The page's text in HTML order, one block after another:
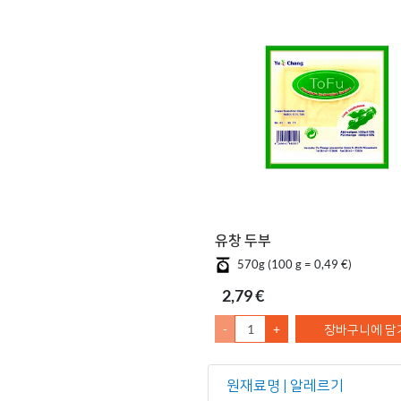
유창 두부
570g (100 g = 0,49 €)
2,79 €
- + 장바구니에 담
원재료명 | 알레르기